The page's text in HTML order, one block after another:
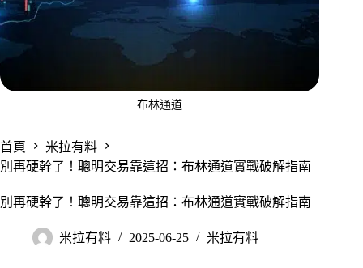
布林通道
首頁
米拉有料
別再硬幹了！聰明交易靠這招：布林通道實戰破解指南
別再硬幹了！聰明交易靠這招：布林通道實戰破解指南
米拉有料 2025-06-25 米拉有料